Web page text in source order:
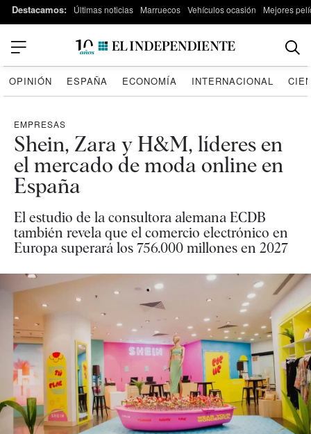
Destacamos: Últimas noticias Marruecos Vehículos ocasión Mejores
OPINIÓN ESPAÑA ECONOMÍA INTERNACIONAL
EMPRESAS
Shein, Zara y H&M, líderes en
el mercado de moda online en
España
El estudio de la consultora alemana ECDB
también revela que el comercio electrónico en
Europa superará los 756.000 millones en 2027